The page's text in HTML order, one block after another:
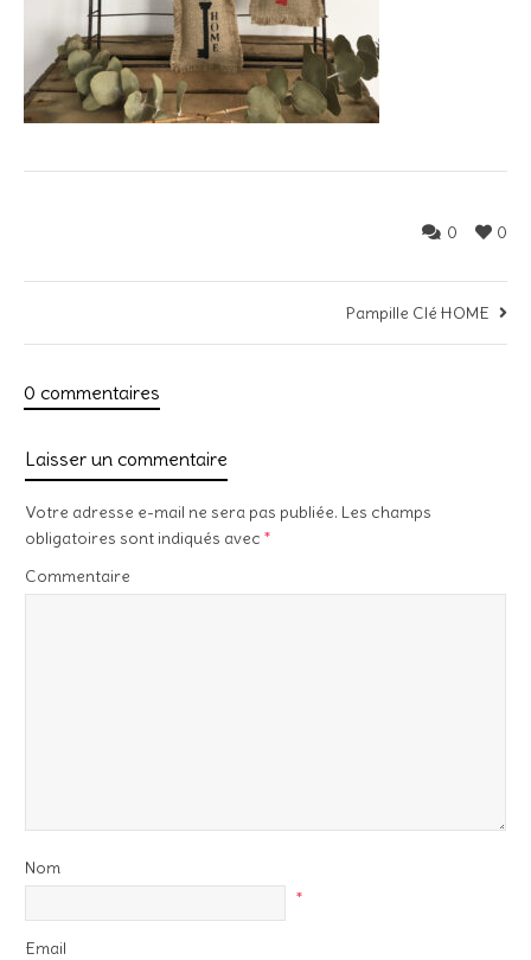
0
0
Pampille Clé HOME
0 commentaires
Laisser un commentaire
Votre adresse e-mail ne sera pas publiée. Les champs
obligatoires sont indiqués avec *
Commentaire
Nom
*
Email